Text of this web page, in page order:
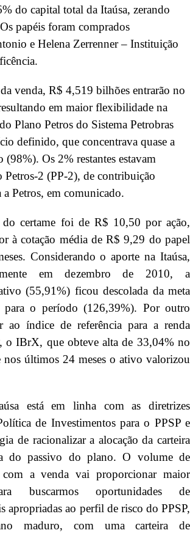
do capital total da Itaúsa, zerando
papéis foram comprados
e Helena Zerrenner – Instituição
venda, R$ 4,519 bilhões entrarão no
em maior flexibilidade na
Plano Petros do Sistema Petrobras
definido, que concentrava quase a
Os 2% restantes estavam
Petros-2 (PP-2), de contribuição
Petros, em comunicado.
certame foi de R$ 10,50 por ação,
à cotação média de R$ 9,29 do papel
Considerando o aporte na Itaúsa,
em dezembro de 2010, a
(55,91%) ficou descolada da meta
para o período (126,39%). Por outro
ao índice de referência para a renda
o IBrX, que obteve alta de 33,04% no
nos últimos 24 meses o ativo valorizou
está em linha com as diretrizes
de Investimentos para o PPSP e
de racionalizar a alocação da carteira
do passivo do plano. O volume de
com a venda vai proporcionar maior
buscarmos oportunidades de
apropriadas ao perfil de risco do PPSP,
maduro, com uma carteira de